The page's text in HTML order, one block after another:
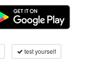
test yourself